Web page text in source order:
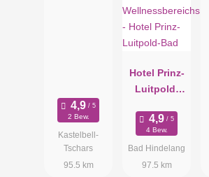
2 Bew.
Kastelbell-
Tschars
95.5 km
Hotel Prinz-
Luitpold-
4 Bew.
Bad Hindelang
97.5 km